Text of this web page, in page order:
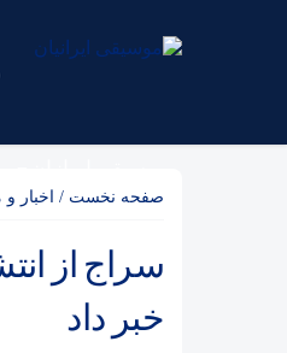
صفحه نخست / اخبار
سراج از
خبر داد